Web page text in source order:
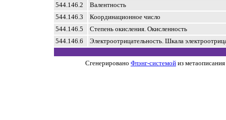
544.146.2
Валентность
544.146.3
Координационное число
544.146.5
Степень окисления. Окисленность
544.146.6
Электроотрицательность. Шкала
Сгенерировано Флэнг-системой из